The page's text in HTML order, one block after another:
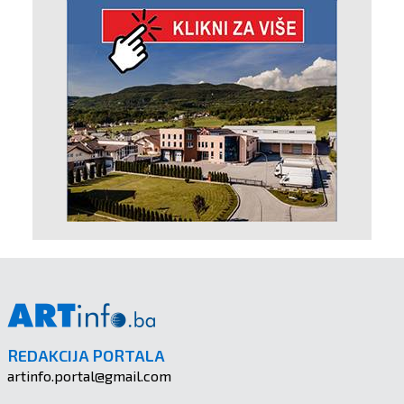
REDAKCIJA PORTALA
artinfo.portal@gmail.com